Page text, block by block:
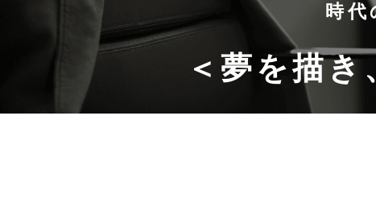
時
＜夢を描